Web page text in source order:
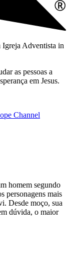
Adventista in
as pessoas a
em Jesus.
Channel
homem segundo
personagens mais
Desde moço, sua
dúvida, o maior